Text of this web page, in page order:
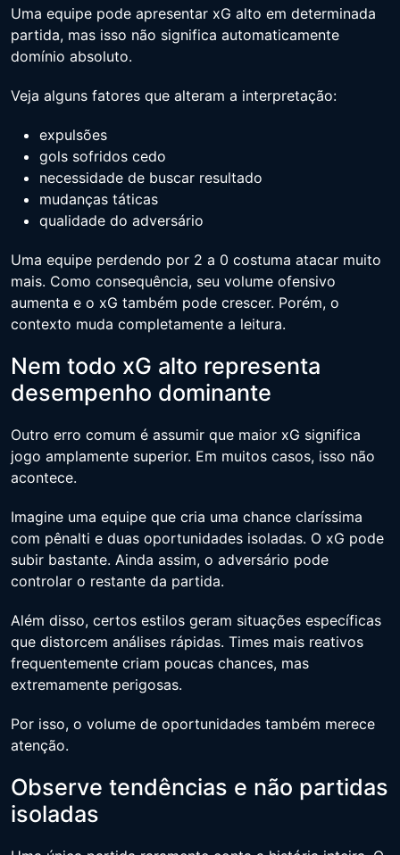
Uma equipe pode apresentar xG alto em determinada
partida, mas isso não significa automaticamente
domínio absoluto.
Veja alguns fatores que alteram a interpretação:
expulsões
gols sofridos cedo
necessidade de buscar resultado
mudanças táticas
qualidade do adversário
Uma equipe perdendo por 2 a 0 costuma atacar muito
mais. Como consequência, seu volume ofensivo
aumenta e o xG também pode crescer. Porém, o
contexto muda completamente a leitura.
Nem todo xG alto representa
desempenho dominante
Outro erro comum é assumir que maior xG significa
jogo amplamente superior. Em muitos casos, isso não
acontece.
Imagine uma equipe que cria uma chance claríssima
com pênalti e duas oportunidades isoladas. O xG pode
subir bastante. Ainda assim, o adversário pode
controlar o restante da partida.
Além disso, certos estilos geram situações específicas
que distorcem análises rápidas. Times mais reativos
frequentemente criam poucas chances, mas
extremamente perigosas.
Por isso, o volume de oportunidades também merece
atenção.
Observe tendências e não partidas
isoladas